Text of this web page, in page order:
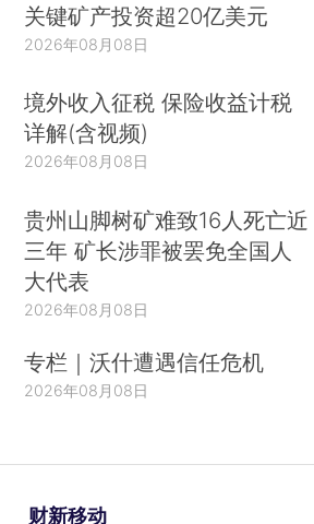
关键矿产投资超20亿美元
2026年08月08日
境外收入征税 保险收益计税
详解(含视频)
2026年08月08日
贵州山脚树矿难致16人死亡近
三年 矿长涉罪被罢免全国人
大代表
2026年08月08日
专栏｜沃什遭遇信任危机
2026年08月08日
财新移动